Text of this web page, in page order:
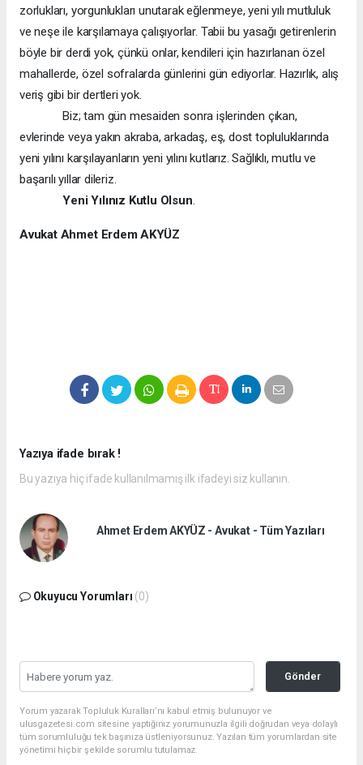
zorlukları, yorgunlukları unutarak eğlenmeye, yeni yılı mutluluk
ve neşe ile karşılamaya çalışıyorlar. Tabii bu yasağı getirenlerin
böyle bir derdi yok, çünkü onlar, kendileri için hazırlanan özel
mahallerde, özel sofralarda günlerini gün ediyorlar. Hazırlık, alış
veriş gibi bir dertleri yok.
Biz; tam gün mesaiden sonra işlerinden çıkan,
evlerinde veya yakın akraba, arkadaş, eş, dost topluluklarında
yeni yılını karşılayanların yeni yılını kutlarız. Sağlıklı, mutlu ve
başarılı yıllar dileriz.
Yeni Yılınız Kutlu Olsun
Avukat Ahmet Erdem AKYÜZ
Yazıya ifade bırak !
Bu yazıya hiç ifade kullanılmamış ilk ifadeyi siz kullanın.
Ahmet Erdem AKYÜZ - Avukat - Tüm Yazıları
Okuyucu Yorumları (0)
Gönder
Yorum yazarak Topluluk Kuralları’nı kabul etmiş bulunuyor ve
ulusgazetesi.com sitesine yaptığınız yorumunuzla ilgili doğrudan veya dolaylı
tüm sorumluluğu tek başınıza üstleniyorsunuz. Yazılan tüm yorumlardan site
yönetimi hiçbir şekilde sorumlu tutulamaz.